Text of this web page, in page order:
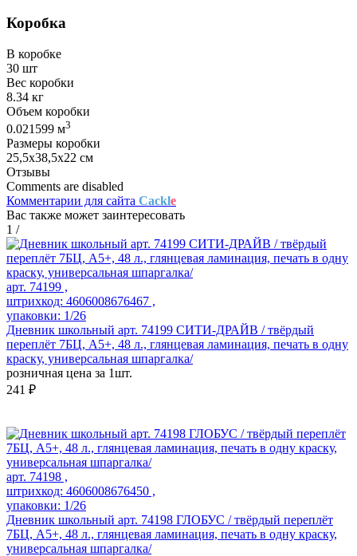
Коробка
В коробке
30 шт
Вес коробки
8.34 кг
Объем коробки
0.021599 м3
Размеры коробки
25,5х38,5х22 см
Отзывы
Comments are disabled
Комментарии для сайта Cackle
Вас также может заинтересовать
1 /
арт. 74199 ,
штрихкод: 4606008676467 ,
упаковки: 1/26
Дневник школьный арт. 74199 СИТИ-ДРАЙВ / твёрдый
переплёт 7БЦ, А5+, 48 л., глянцевая ламинация, печать в одну
краску, универсальная шпаргалка/
розничная цена за 1шт.
241 ₽
арт. 74198 ,
штрихкод: 4606008676450 ,
упаковки: 1/26
Дневник школьный арт. 74198 ГЛОБУС / твёрдый переплёт
7БЦ, А5+, 48 л., глянцевая ламинация, печать в одну краску,
универсальная шпаргалка/